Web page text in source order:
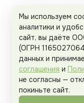
Рекламодателям
Мы используем
аналитики и
сайт, вы даёте
(ОГРН
данных и
соглашения и
не согласны —
покиньте сайт.